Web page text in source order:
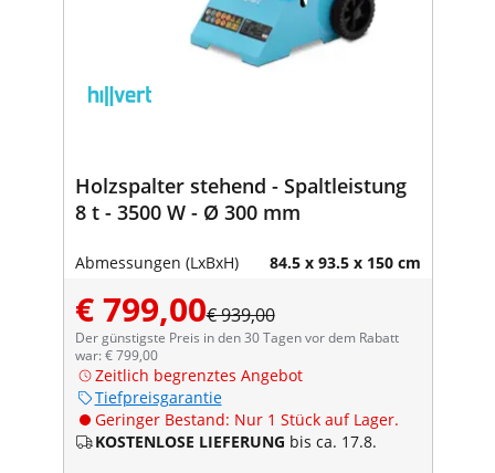
Holzspalter stehend - Spaltleistung
8 t - 3500 W - Ø 300 mm
Abmessungen (LxBxH) 84.5 x 93.5 x 150 cm
€ 799,00€ 939,00
Der günstigste Preis in den 30 Tagen vor dem Rabatt
war: € 799,00
Zeitlich begrenztes Angebot
Tiefpreisgarantie
Geringer Bestand: Nur 1 Stück auf Lager.
KOSTENLOSE LIEFERUNG bis ca. 17.8.